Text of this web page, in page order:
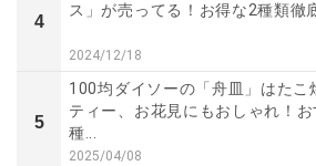
4
ス」が売ってる！お得な2種類徹
2024/12/18
5
100均ダイソーの「舟皿」はたこ
ティー、お花見にもおしゃれ！
種...
2025/04/08